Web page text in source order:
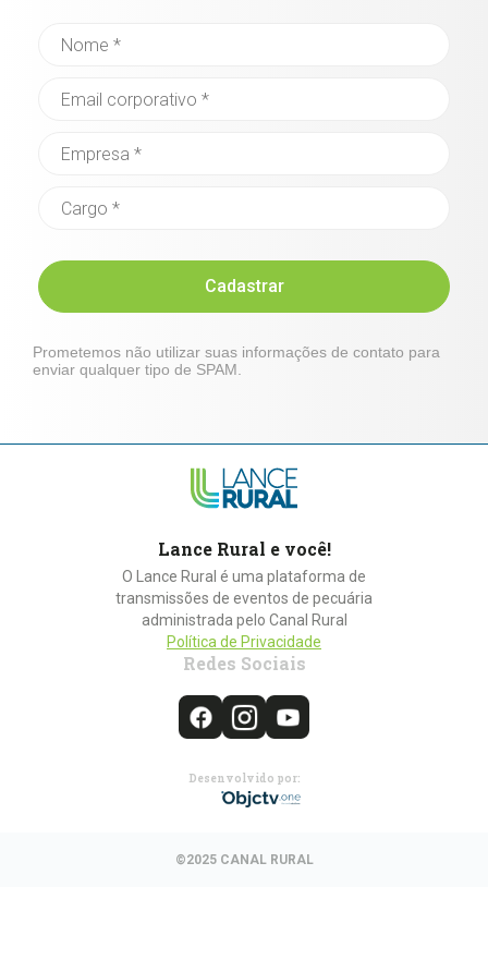
Cadastrar
Prometemos não utilizar suas informações de contato para
enviar qualquer tipo de SPAM.
Lance Rural e você!
O Lance Rural é uma plataforma de
transmissões de eventos de pecuária
administrada pelo Canal Rural
Política de Privacidade
Redes Sociais
Desenvolvido por:
©2025 CANAL RURAL